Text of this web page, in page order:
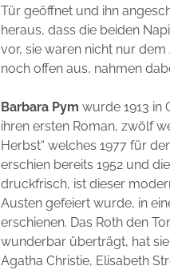
Tür geöffnet und ihn
heraus, dass die beiden
vor, sie waren nicht nur
noch offen aus, nahmen
Barbara Pymwurde 1913 in
ihren ersten Roman, zwölf
Herbst“ welches 1977 für
erschien bereits 1952 und
druckfrisch, ist dieser
Austen gefeiert wurde, in
erschienen. Das Roth den
wunderbar überträgt, hat
Agatha Christie, Elisabeth